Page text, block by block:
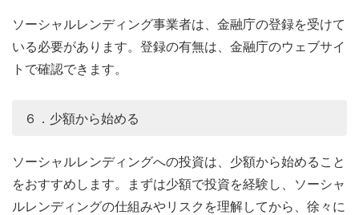
ソーシャルレンディング事業者は、金融庁の登録を受けて
いる必要があります。登録の有無は、金融庁のウェブサイ
トで確認できます。
６．少額から始める
ソーシャルレンディングへの投資は、少額から始めること
をおすすめします。まずは少額で投資を経験し、ソーシャ
ルレンディングの仕組みやリスクを理解してから、徐々に